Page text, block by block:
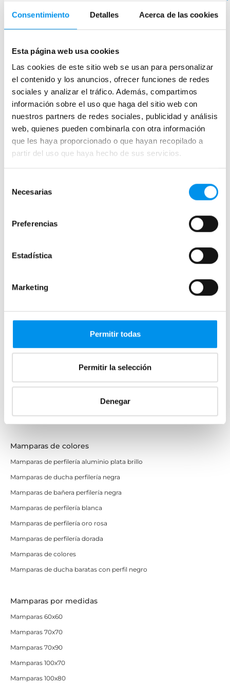
Consentimiento Detalles Acerca de las cookies
Esta página web usa cookies
Las cookies de este sitio web se usan para personalizar
el contenido y los anuncios, ofrecer funciones de redes
sociales y analizar el tráfico. Además, compartimos
información sobre el uso que haga del sitio web con
nuestros partners de redes sociales, publicidad y análisis
web, quienes pueden combinarla con otra información
que les haya proporcionado o que hayan recopilado a
partir del uso que haya hecho de sus servicios.
Necesarias
Preferencias
Estadística
Marketing
Permitir todas
Permitir la selección
Denegar
Ver opciones›
Mamparas de bañera
Frontales
Bañeras en esquina
Hojas o biombos de bañera
Mamparas de bañera abatibles
Mamparas de bañera correderas
Mamparas de bañera sin perfilería
Mamparas rectangulares
Semicirculares
Apertura abatible
Cristal fijo para ducha
Mamparas doble hoja
Mamparas con armario
Mamparas de colores
Mamparas de perfilería aluminio plata brillo
Mamparas de ducha perfilería negra
Mamparas de bañera perfilería negra
Mamparas de perfilería blanca
Mamparas de perfilería oro rosa
Mamparas de perfilería dorada
Mamparas de colores
Mamparas de ducha baratas con perfil negro
Mamparas por medidas
Mamparas 60x60
Mamparas 70x70
Mamparas 70x90
Mamparas 100x70
Mamparas 100x80